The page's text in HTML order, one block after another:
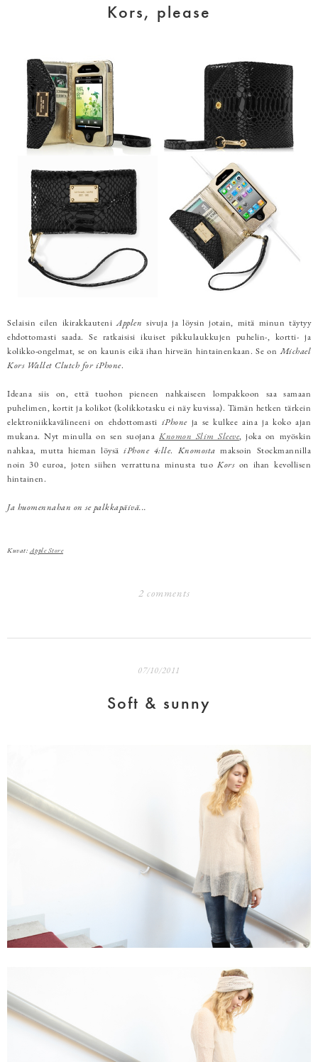
Kors, please
Selaisin eilen ikirakkauteniApplen sivuja ja löysin jotain, mitä minun täytyy
ehdottomasti saada. Se ratkaisisi ikuiset pikkulaukkujen puhelin-, kortti- ja
kolikko-ongelmat, se on kaunis eikä ihan hirveän hintainenkaan. Se onMichael
Kors Wallet Clutch for iPhone.
Ideana siis on, että tuohon pieneen nahkaiseen lompakkoon saa samaan
puhelimen, kortit ja kolikot (kolikkotasku ei näy kuvissa). Tämän hetken tärkein
elektroniikkavälineeni on ehdottomasti iPhoneja se kulkee aina ja koko ajan
mukana. Nyt minulla on sen suojanaKnomon Slim Sleeve, joka on myöskin
nahkaa, mutta hieman löysäiPhone 4:lle. Knomostamaksoin Stockmannilla
noin 30 euroa, joten siihen verrattuna minusta tuoKorson ihan kevollisen
hintainen.
Ja huomennahan on se palkkapäivä...
Kuvat:Apple Store
2 comments
07/10/2011
Soft & sunny